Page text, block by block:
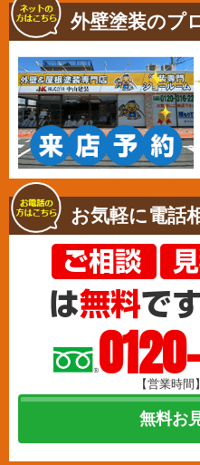
外壁塗装のプ
お気軽に電話
【営業時
無料お